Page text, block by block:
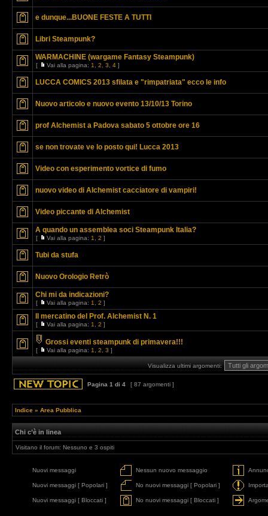
e dunque...BUONE FESTE A TUTTI
Libri Steampunk?
WARMACHINE (wargame Fantasy Steampunk)
[ Vai alla pagina: 1 2 3 4 ]
LUCCA COMICS 2013 sfilata e "rimpatriata" ecco le info
Nuovo articolo e nuovo evento 13/10/13 Torino
prof Alchemist a Padova sabato 5 ottobre ore 16
se non trovate ve lo posto qui! Lucca 2013
Video con esperimento vortice di fumo
nuovo video di Alchemist cacciatore di vampiri!
Video piccante di Alchemist
A quando un assemblea soci Steampunk Italia?
[ Vai alla pagina: 1 2 ]
Tubi da stufa
Nuovo Orologio Retrò
Chi mi da indicazioni?
[ Vai alla pagina: 1 2 ]
Il mercatino del Prof. Alchemist N. 1
[ Vai alla pagina: 1 2 ]
Grossi eventi steampunk di primavera!!!
[ Vai alla pagina: 1 2 3 ]
Visualizza ultimi argomenti:
Pagina 1 di 4 [ 87 argomenti ]
Indice » Area Pubblica
Chi c’è in linea
Visitano il forum: Nessuno e 3 ospiti
Nuovi messaggi Nessun nuovo messaggio
Nuovi messaggi [ Popolari ] No nuovi messaggi [ Popolari ]
Nuovi messaggi [ Bloccati ] No nuovi messaggi [ Bloccati ]